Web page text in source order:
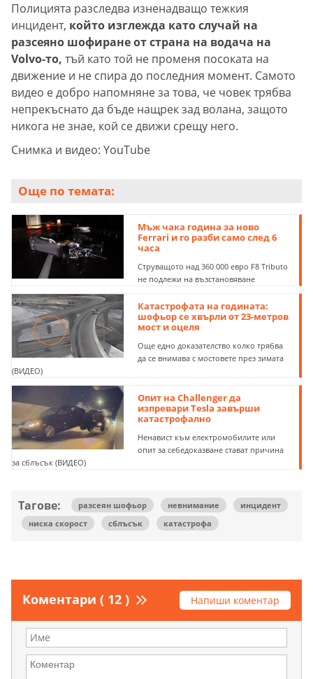
Полицията разследва изненадващо тежкия
инцидент, който изглежда като случай на
разсеяно шофиране от страна на водача на
Volvo-то, тъй като той не променя посоката на
движение и не спира до последния момент. Самото
видео е добро напомняне за това, че човек трябва
непрекъснато да бъде нащрек зад волана, защото
никога не знае, кой се движи срещу него.
Снимка и видео: YouTube
Още по темата:
Мъж чака година за ново
Ferrari и го разби само след 6
часа
Струващото над 360 000 евро F8 Tributo
не подлежи на възстановяване
Катастрофата на годината:
шофьор се хвърли от 23-метров
мост и оцеля
Още едно доказателство колко трябва
да се внимава с мостовете през зимата
(ВИДЕО)
Опит на Challenger да
изпревари Tesla завърши
катастрофално
Ненавист към електромобилите или
опит за себедоказване стават причина
за сблъсък (ВИДЕО)
Тагове: разсеян шофьор невнимание
инцидент
ниска скорост
сблъсък катастрофа
Коментари ( 12 ) Напиши коментар